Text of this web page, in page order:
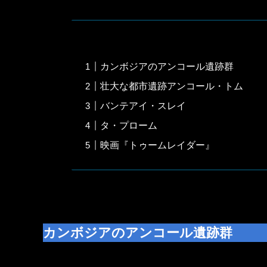
カンボジアのアンコール遺跡群
壮大な都市遺跡アンコール・トム
バンテアイ・スレイ
タ・プローム
映画『トゥームレイダー』
カンボジアのアンコール遺跡群